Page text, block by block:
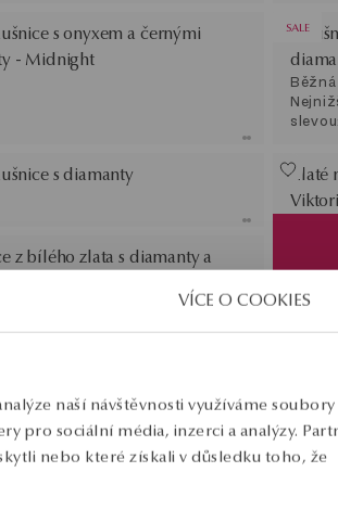
VÍCE O COOKIES
naší návštěvnosti využíváme soubory
pro sociální média, inzerci a analýzy.
nebo které získali v důsledku toho, že
s onyxem a černými
- Midnight
SALE
slevou:
s diamanty
Zlaté
z bílého zlata s diamanty a